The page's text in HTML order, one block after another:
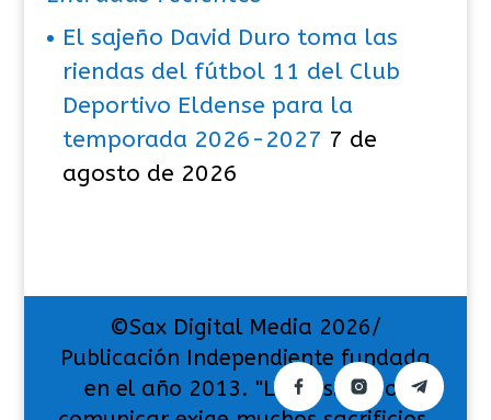
El sajeño David Duro toma las
riendas del fútbol 11 del Club
Deportivo Eldense para la
temporada 2026-2027 7 de
agosto de 2026
©Sax Digital Media 2026/
Publicación Independiente fundada
en el año 2013. "La pasión por